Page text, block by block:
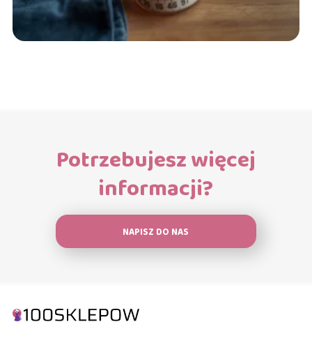
Potrzebujesz więcej
informacji?
NAPISZ DO NAS